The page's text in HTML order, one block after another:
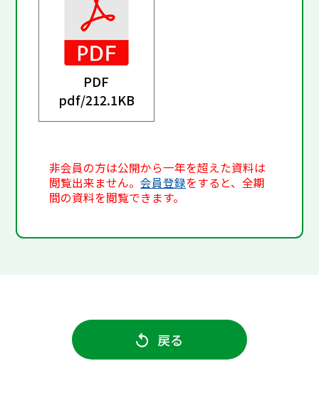
PDF
pdf/212.1KB
非会員の方は公開から一年を超えた資料は
閲覧出来ません。会員登録をすると、全期
間の資料を閲覧できます。
戻る